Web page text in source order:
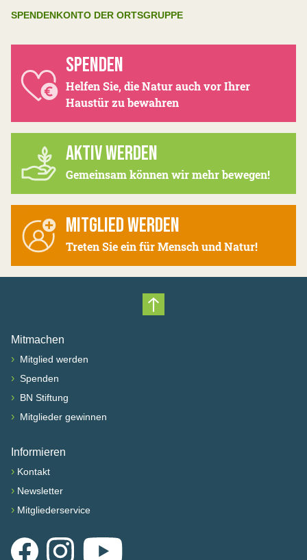
SPENDENKONTO DER ORTSGRUPPE
SPENDEN
Helfen Sie, die Natur auch vor Ihrer
Haustür zu bewahren
AKTIV WERDEN
Gemeinsam können wir mehr bewegen!
MITGLIED WERDEN
Treten Sie ein für Mensch und Natur!
Nach oben scrollen
Mitmachen
› Mitglied werden
› Spenden
› BN Stiftung
› Mitglieder gewinnen
Informieren
› Kontakt
› Newsletter
› Mitgliederservice
FacebookInstagramYouTube